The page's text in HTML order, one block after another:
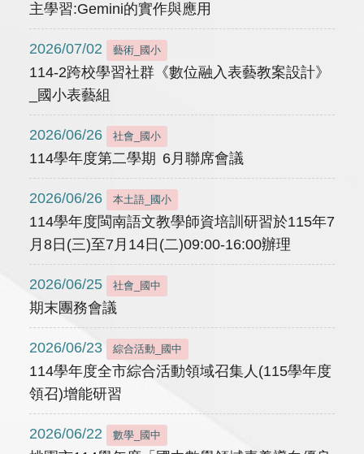
主學習:Gemini的實作與應用
2026/07/02 藝術_國小
114-2跨校學習社群《數位融入表藝教案設計》
_國小表藝組
2026/06/26 社會_國小
114學年度第二學期 6月聯席會議
2026/06/26 本土語_國小
114學年度閩南語文教學師資培訓研習於115年7
月8日(三)至7月14日(二)09:00-16:00辦理
2026/06/25 社會_國中
期末團務會議
2026/06/23 綜合活動_國中
114學年度全市綜合活動領域召集人(115學年度
領召)增能研習
2026/06/22 數學_國中